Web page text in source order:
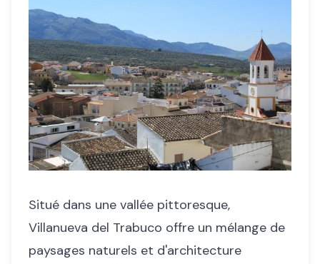
Situé dans une vallée pittoresque,
Villanueva del Trabuco offre un mélange de
paysages naturels et d'architecture